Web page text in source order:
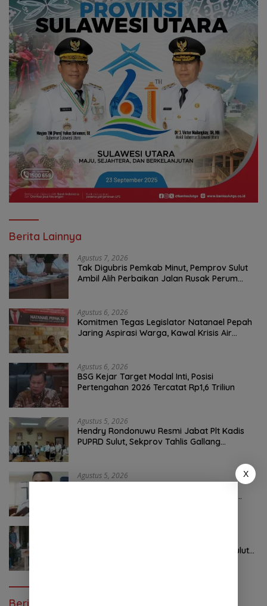
Berita Lainnya
Agustus 7, 2026
Tak Digubris Pemkab Minut, Pemprov Sulut
Ambil Alih Perbaikan Jalan Rusak Perum
Agustus 6, 2026
Komitmen Tegas Legislator Natanael Pepah
Jaring Aspirasi Warga, Kawal Krisis Air
Agustus 6, 2026
BSG Kejar Target Modal Inti, Posisi
Pertengahan 2026 Tercatat Rp1,6 Triliun
Agustus 5, 2026
Hendry Rondonuwu Resmi Jabat Plt Kadis
PUPRD Sulut, Sekprov Tahlis Gallang
Agustus 5, 2026
Jalan Berlubang Picu Macet Parah
Komitmen Nyata Ketua Komisi I DPRD Sulut
Berita Poluler
X